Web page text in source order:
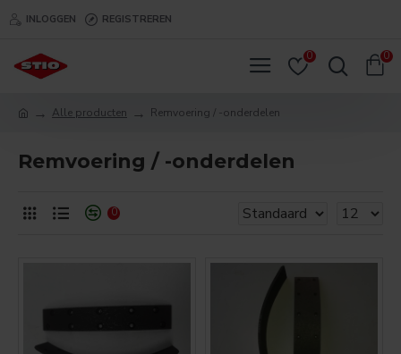
INLOGGEN REGISTREREN
0 0
Alle producten Remvoering / -onderdelen
Remvoering / -onderdelen
0